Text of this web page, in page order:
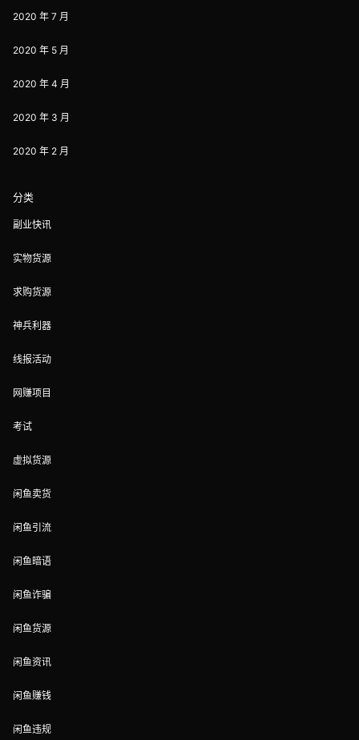
2020 年 7 月
2020 年 5 月
2020 年 4 月
2020 年 3 月
2020 年 2 月
分类
副业快讯
实物货源
求购货源
神兵利器
线报活动
网赚项目
考试
虚拟货源
闲鱼卖货
闲鱼引流
闲鱼暗语
闲鱼诈骗
闲鱼货源
闲鱼资讯
闲鱼赚钱
闲鱼违规